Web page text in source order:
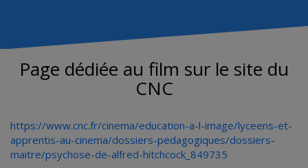
Page dédiée au film sur le site du
CNC
https://www.cnc.fr/cinema/education-a-l-image/lyceens-et-
apprentis-au-cinema/dossiers-pedagogiques/dossiers-
maitre/psychose-de-alfred-hitchcock_849735